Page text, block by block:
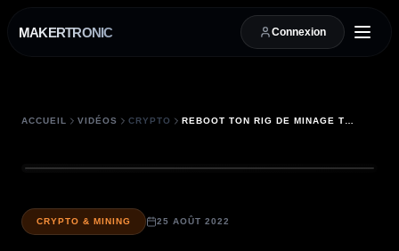
MAKERTRONIC Connexion
ACCUEIL VIDÉOS CRYPTO
CRYPTO & MINING 25 AOÛT 2022